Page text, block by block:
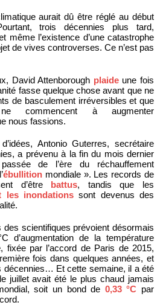
aurait dû être réglé au début
trois décennies plus tard,
même l’existence d’une catastrophe
de vives controverses. Ce n’est pas
David Attenborough plaideune fois
fasse quelque chose avant que ne
de basculement irréversibles et que
commencent à augmenter
nous fassions.
Antonio Guterres, secrétaire
a prévenu à la fin du mois dernier
de l’ère du réchauffement
ébullition mondiale ». Les records de
d’être battus, tandis que les
les inondationssont devenus des
des scientifiques prévoient désormais
d’augmentation de la température
fixée par l’accord de Paris de 2015,
fois dans quelques années, et
décennies… Et cette semaine, il a été
juillet avait été le plus chaud jamais
soit un bond de 0,33 °C par